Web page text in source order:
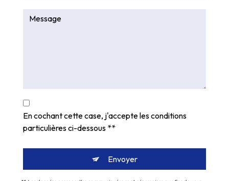
En cochant cette case, j'accepte les conditions
particulières ci-dessous **
Envoyer